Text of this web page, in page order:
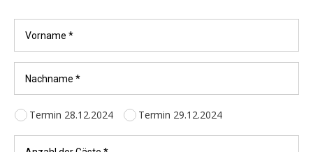
Termin 28.12.2024 Termin 29.12.2024